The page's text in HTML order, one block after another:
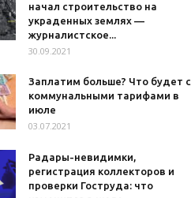
начал строительство на
украденных землях —
журналистское...
30.09.2021
Заплатим больше? Что будет с
коммунальными тарифами в
июле
03.07.2021
Радары-невидимки,
регистрация коллекторов и
проверки Гоструда: что